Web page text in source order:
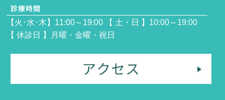
【火･水･木】11:00～19:00 【 土・日 】10:00～19:00
【 休診日 】月曜・金曜・祝日